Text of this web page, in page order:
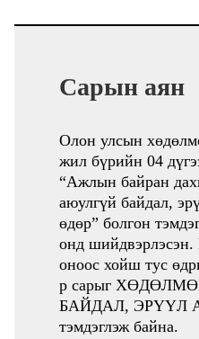
Сарын аян
Олон улсын
жил бүрийн 04
“Ажлын байран
аюулгүй байдал,
өдөр” болгон
онд шийдвэрлэсэн.
оноос хойш тус
р сарыг
БАЙДАЛ, ЭРҮҮЛ
тэмдэглэж байна.